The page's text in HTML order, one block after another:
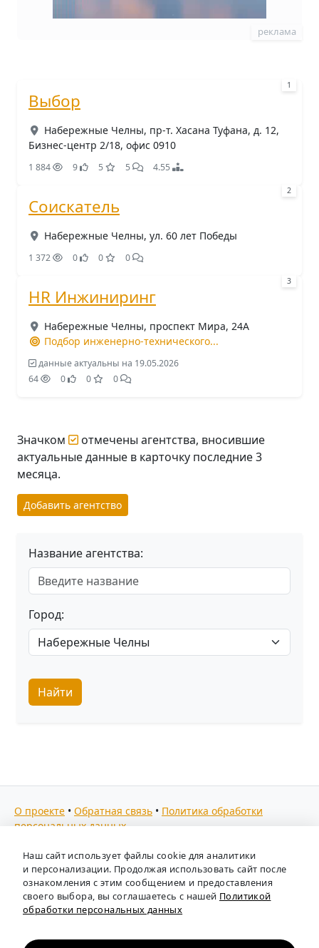
реклама
1
Выбор
Набережные Челны, пр-т. Хасана Туфана, д. 12,
Бизнес-центр 2/18, офис 0910
1 884 9 5 5 4.55
2
Соискатель
Набережные Челны, ул. 60 лет Победы
1 372 0 0 0
3
HR Инжиниринг
Набережные Челны, проспект Мира, 24А
Подбор инженерно-технического...
данные актуальны на 19.05.2026
64
0 0 0
Значком
отмечены агентства, вносившие
актуальные данные в карточку последние 3
месяца.
Добавить агентство
Название агентства:
Город:
Найти
О проекте • Обратная связь • Политика обработки
персональных данных
Мы собираем отзывы, составляем рейтинги и
предоставляем всю информацию о кадровых агентствах
России. Также анализируем ключевые тенденции рынка
труда: отслеживаем динамику зарплат, уровень
безработицы и общую обстановку в отрасли, чтобы вы
Наш сайт использует файлы cookie для аналитики
и персонализации. Продолжая использовать сайт после
ознакомления с этим сообщением и предоставления
своего выбора, вы соглашаетесь с нашей Политикой
обработки персональных данных